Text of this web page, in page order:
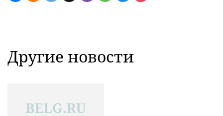
Другие новости